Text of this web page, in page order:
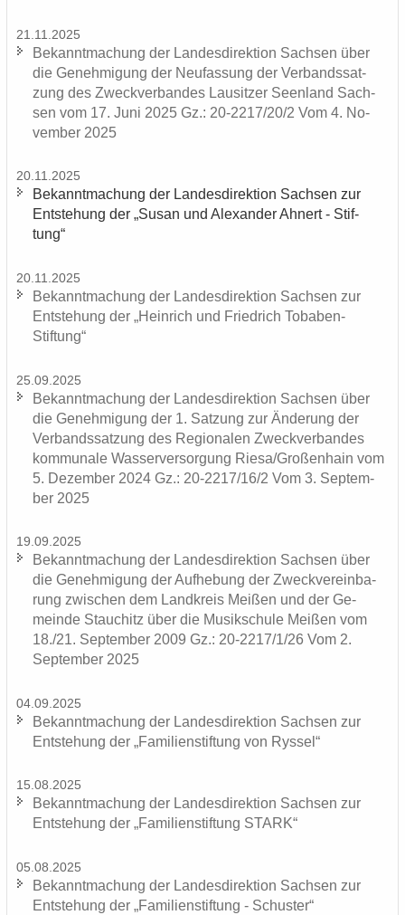
21.11.2025
Be­kannt­ma­chung der Lan­des­di­rek­ti­on Sach­sen über
die Ge­neh­mi­gung der Neu­fas­sung der Ver­bands­sat­
zung des Zweck­ver­ban­des Lau­sit­zer Se­en­land Sach­
sen vom 17. Juni 2025 Gz.: 20-2217/20/2 Vom 4. No­
vem­ber 2025
20.11.2025
Be­kannt­ma­chung der Lan­des­di­rek­ti­on Sach­sen zur
Ent­ste­hung der „Susan und Alex­an­der Ah­nert - Stif­
tung“
20.11.2025
Be­kannt­ma­chung der Lan­des­di­rek­ti­on Sach­sen zur
Ent­ste­hung der „Hein­rich und Fried­rich Tobaben-​
Stiftung“
25.09.2025
Be­kannt­ma­chung der Lan­des­di­rek­ti­on Sach­sen über
die Ge­neh­mi­gung der 1. Sat­zung zur Än­de­rung der
Ver­bands­sat­zung des Re­gio­na­len Zweck­ver­ban­des
kom­mu­na­le Was­ser­ver­sor­gung Riesa/Gro­ßen­hain vom
5. De­zem­ber 2024 Gz.: 20-2217/16/2 Vom 3. Sep­tem­
ber 2025
19.09.2025
Be­kannt­ma­chung der Lan­des­di­rek­ti­on Sach­sen über
die Ge­neh­mi­gung der Auf­he­bung der Zweck­ver­ein­ba­
rung zwi­schen dem Land­kreis Mei­ßen und der Ge­
mein­de Stau­chitz über die Mu­sik­schu­le Mei­ßen vom
18./21. Sep­tem­ber 2009 Gz.: 20-2217/1/26 Vom 2.
Sep­tem­ber 2025
04.09.2025
Be­kannt­ma­chung der Lan­des­di­rek­ti­on Sach­sen zur
Ent­ste­hung der „Fa­mi­li­en­stif­tung von Rys­sel“
15.08.2025
Be­kannt­ma­chung der Lan­des­di­rek­ti­on Sach­sen zur
Ent­ste­hung der „Fa­mi­li­en­stif­tung STARK“
05.08.2025
Be­kannt­ma­chung der Lan­des­di­rek­ti­on Sach­sen zur
Ent­ste­hung der „Fa­mi­li­en­stif­tung - Schus­ter“